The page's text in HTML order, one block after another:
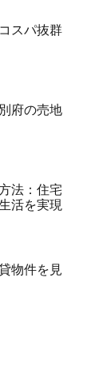
スパ抜群
府の売地
法：住宅
活を実現
物件を見